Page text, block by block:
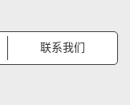
联系我们